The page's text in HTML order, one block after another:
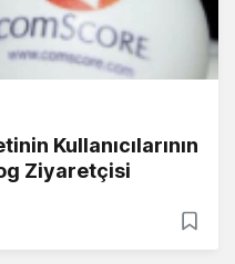
Kullanıcılarının
Ziyaretçisi